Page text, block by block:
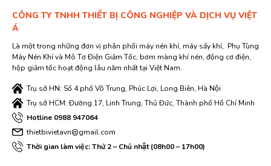
CÔNG TY TNHH THIẾT BỊ CÔNG NGHIỆP VÀ DỊCH VỤ VIỆT
Á
Là một trong những đơn vị phân phối máy nén khí, máy sấy khí, Phụ Tùng
Máy Nén Khí và Mô Tơ Điện Giảm Tốc, bơm màng khí nén, động cơ điện,
hộp giảm tốc hoạt động lâu năm nhất tại Việt Nam.
Trụ sở HN: Số 4 phố Võ Trung, Phúc Lợi, Long Biên, Hà Nội
Trụ sở HCM: Đường 17, Linh Trung, Thủ Đức, Thành phố Hồ Chí Minh
Hotline 0988 947064
thietbivietavn@gmail.com
Thời gian làm việc: Thứ 2 – Chủ nhật (08h00 – 17h00)